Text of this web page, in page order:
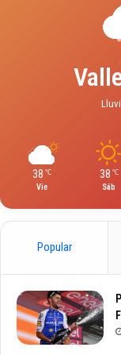
38 ℃
Vie
38 ℃
Sáb
Popular